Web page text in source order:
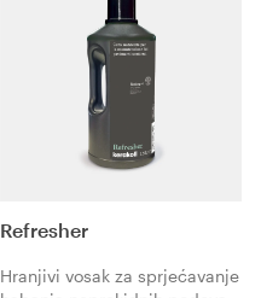
Refresher
Hranjivi vosak za sprjećavanje